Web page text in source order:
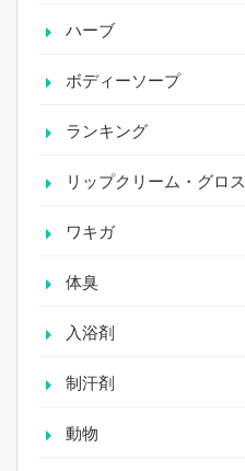
ハーブ
ボディーソープ
ランキング
リップクリーム・グロス
ワキガ
体臭
入浴剤
制汗剤
動物